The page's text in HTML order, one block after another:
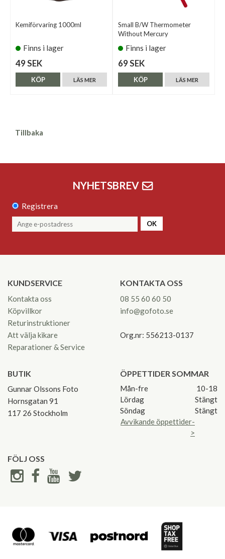
Kemiförvaring 1000ml
Finns i lager
49 SEK
LÄS MER
KÖP
Small B/W Thermometer
Without Mercury
Finns i lager
69 SEK
LÄS MER
KÖP
Tillbaka
NYHETSBREV
Registrera
OK
KUNDSERVICE
Kontakta oss
Köpvillkor
Returinstruktioner
Att välja kikare
Reparationer & Service
KONTAKTA OSS
08 55 60 60 50
info@gofoto.se
Org.nr: 556213-0137
BUTIK
Gunnar Olssons Foto
Hornsgatan 91
117 26 Stockholm
ÖPPETTIDER SOMMAR
Mån-fre
10-18
Lördag
Stängt
Söndag
Stängt
Avvikande öppettider-
>
FÖLJ OSS